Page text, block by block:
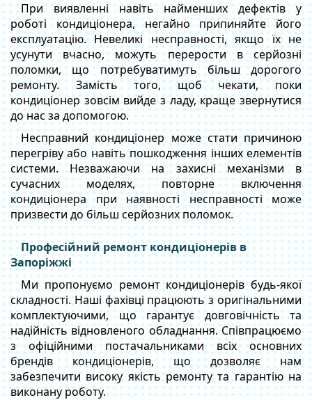
При виявленні навіть найменших дефектів у
роботі кондиціонера, негайно припиняйте його
експлуатацію. Невеликі несправності, якщо їх не
усунути вчасно, можуть перерости в серйозні
поломки, що потребуватимуть більш дорогого
ремонту. Замість того, щоб чекати, поки
кондиціонер зовсім вийде з ладу, краще звернутися
до нас за допомогою.
Несправний кондиціонер може стати причиною
перегріву або навіть пошкодження інших елементів
системи. Незважаючи на захисні механізми в
сучасних моделях, повторне включення
кондиціонера при наявності несправності може
призвести до більш серйозних поломок.
Професійний ремонт кондиціонерів в
Запоріжжі
Ми пропонуємо ремонт кондиціонерів будь-якої
складності. Наші фахівці працюють з оригінальними
комплектуючими, що гарантує довговічність та
надійність відновленого обладнання. Співпрацюємо
з офіційними постачальниками всіх основних
брендів кондиціонерів, що дозволяє нам
забезпечити високу якість ремонту та гарантію на
виконану роботу.